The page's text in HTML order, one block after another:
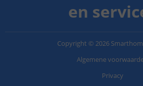
en
Copyright © 2026
Algemene
Privacy